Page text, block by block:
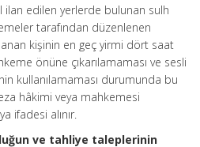
ilan edilen yerlerde bulunan sulh
tarafından düzenlenen
kişinin en geç yirmi dört saat
önüne çıkarılamaması ve sesli
kullanılamaması durumunda bu
hâkimi veya mahkemesi
ifadesi alınır.
ve tahliye taleplerinin